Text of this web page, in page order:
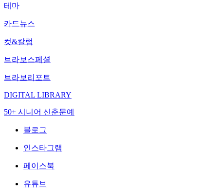
테마
카드뉴스
컷&칼럼
브라보스페셜
브라보리포트
DIGITAL LIBRARY
50+ 시니어 신춘문예
블로그
인스타그램
페이스북
유튜브